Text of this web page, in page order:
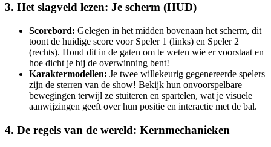
3. Het slagveld lezen: Je scherm (HUD)
Scorebord: Gelegen in het midden bovenaan het scherm, dit
toont de huidige score voor Speler 1 (links) en Speler 2
(rechts). Houd dit in de gaten om te weten wie er voorstaat en
hoe dicht je bij de overwinning bent!
Karaktermodellen: Je twee willekeurig gegenereerde spelers
zijn de sterren van de show! Bekijk hun onvoorspelbare
bewegingen terwijl ze stuiteren en spartelen, wat je visuele
aanwijzingen geeft over hun positie en interactie met de bal.
4. De regels van de wereld: Kernmechanieken